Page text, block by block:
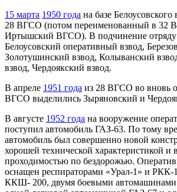
15 марта 1950 года на базе Белоусовского
28 ВГСО (потом переименованный в 32
Иртышский ВГСО). В подчинение отряду
Белоусовский оперативный взвод,
Золотушинский взвод, Колыванский
взвод, Чердоякский взвод.
В апреле 1951 года из 28 ВГСО во вновь
ВГСО выделились Зыряновский и
В августе 1952 года на вооружение
поступил автомобиль ГАЗ-63. По тому
автомобиль был совершенно новой
хорошей технической характеристикой и
проходимостью по бездорожью.
оснащен респираторами «Урал-1» и РКК-
ККШ- 200, двумя боевыми